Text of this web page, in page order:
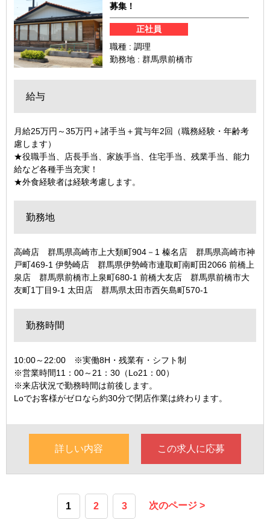
募集！
正社員
職種 : 調理
勤務地 : 群馬県前橋市
給与
月給25万円～35万円＋諸手当＋賞与年2回（職務経験・年齢考
慮します）
★役職手当、店長手当、家族手当、住宅手当、残業手当、能力
給など各種手当充実！
★外食経験者は経験考慮します。
勤務地
高崎店 群馬県高崎市上大類町904－1 榛名店 群馬県高崎市神
戸町469-1 伊勢崎店 群馬県伊勢崎市連取町南町田2066 前橋上
泉店 群馬県前橋市上泉町680-1 前橋大友店 群馬県前橋市大
友町1丁目9-1 太田店 群馬県太田市西矢島町570-1
勤務時間
10:00～22:00 ※実働8H・残業有・シフト制
※営業時間11：00～21：30（Lo21：00）
※来店状況で勤務時間は前後します。
Loでお客様がゼロなら約30分で閉店作業は終わります。
詳しい内容 この求人に応募
1 2 3 次のページ >